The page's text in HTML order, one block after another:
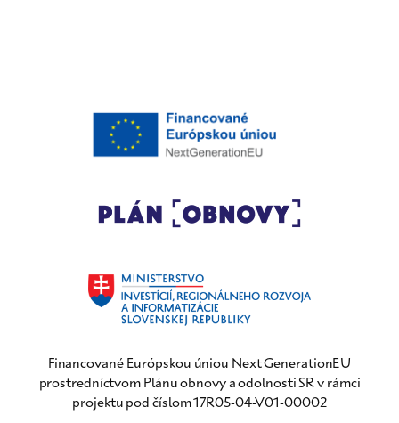
Financované Európskou úniou Next GenerationEU
prostredníctvom Plánu obnovy a odolnosti SR v rámci
projektu pod číslom 17R05-04-V01-00002